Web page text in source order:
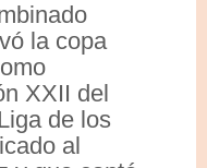
la copa
XXII del
de los
al